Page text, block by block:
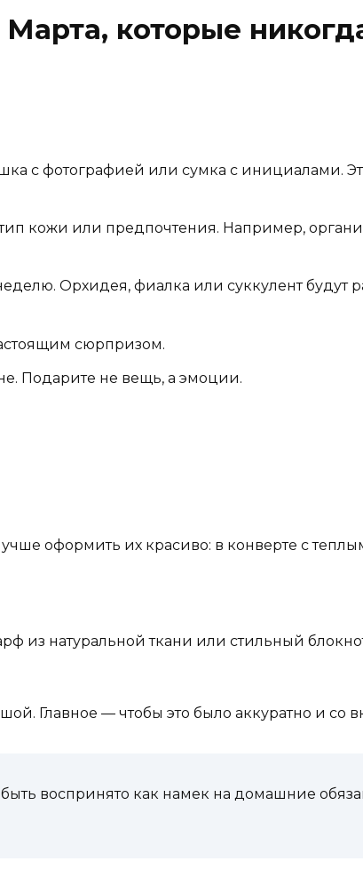
которые
с фотографией или сумка с инициалами.
кожи или предпочтения. Например,
Орхидея, фиалка или суккулент будут
сюрпризом.
Подарите не вещь, а эмоции.
оформить их красиво: в конверте с
из натуральной ткани или стильный
Главное — чтобы это было аккуратно и со
воспринято как намек на домашние